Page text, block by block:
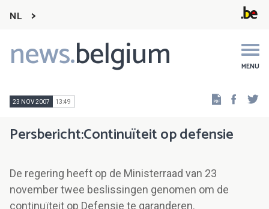
NL
news.belgium MENU
Main
navigation
23 NOV 2007 13:49
Persbericht:Continuïteit op defensie
De regering heeft op de Ministerraad van 23
november twee beslissingen genomen om de
continuïteit op Defensie te garanderen.